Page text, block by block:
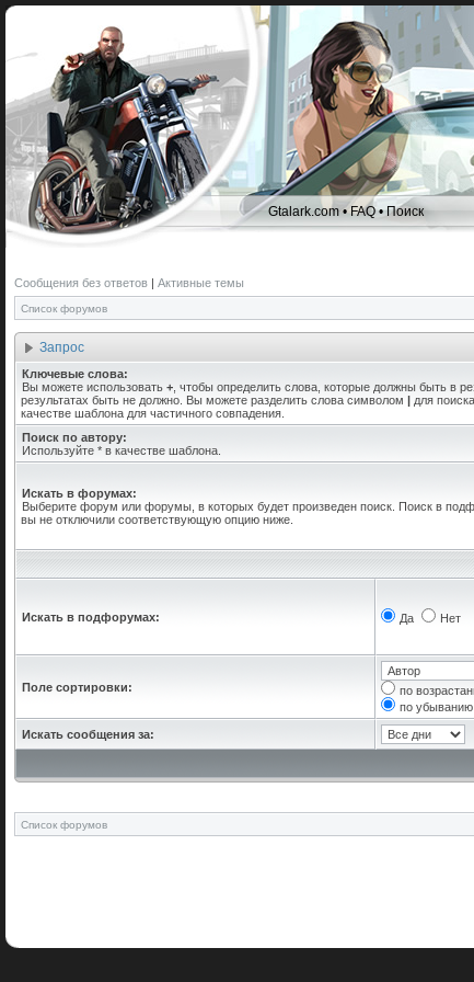
Gtalark.com •FAQ•Поиск
Сообщения без ответов | Активные темы
Список форумов
Запрос
Ключевые слова:
Вы можете использовать + , чтобы определить слова, которые должны быть в
результатах быть не должно. Вы можете разделить слова символом | для
качестве шаблона для частичного совпадения.
Поиск по автору:
Используйте * в качестве шаблона.
Искать в форумах:
Выберите форум или форумы, в которых будет произведен поиск. Поиск в
вы не отключили соответствующую опцию ниже.
Искать в подфорумах: Да Нет
Поле сортировки:
по
по убыванию
Искать сообщения за:
Список форумов